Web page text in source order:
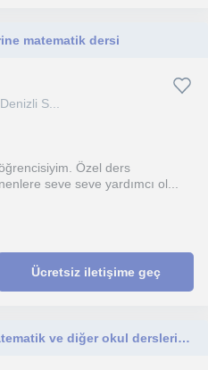
matematik dersi
S...
Özel ders
seve seve yardımcı ol...
Ücretsiz iletişime geç
Bir sınıf öğretmeni olarak, matematik ve diğer okul derslerinde çocuklara yardımcı oluyorum.